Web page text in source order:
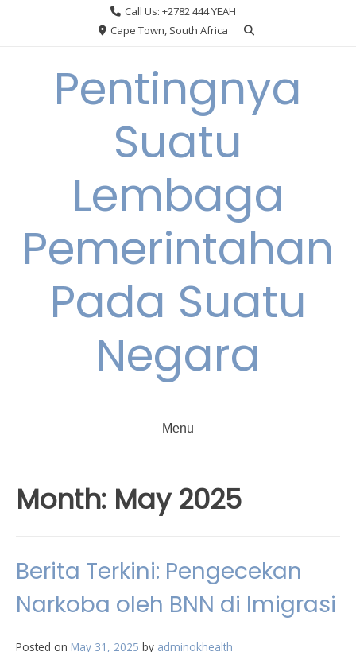
Call Us: +2782 444 YEAH
Cape Town, South Africa
Pentingnya
Suatu
Lembaga
Pemerintahan
Pada Suatu
Negara
Menu
Month: May 2025
Berita Terkini: Pengecekan
Narkoba oleh BNN di Imigrasi
Posted on May 31, 2025 by adminokhealth